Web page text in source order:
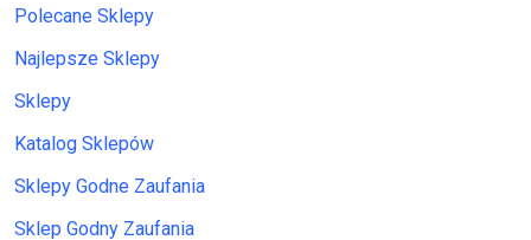
Polecane Sklepy
Najlepsze Sklepy
Sklepy
Katalog Sklepów
Sklepy Godne Zaufania
Sklep Godny Zaufania